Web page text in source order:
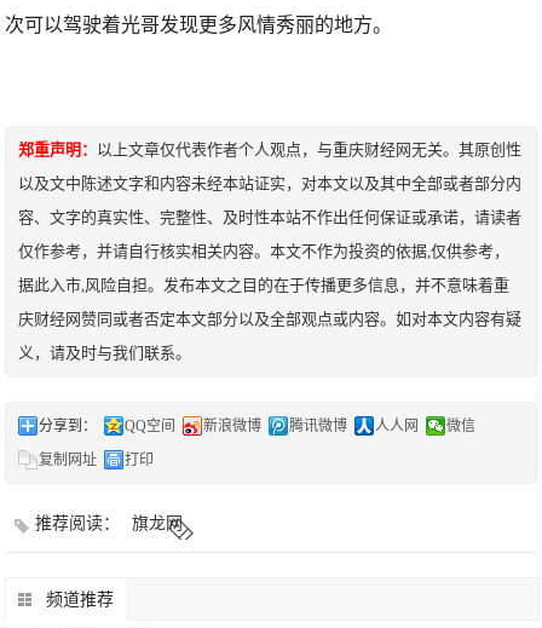
次可以驾驶着光哥发现更多风情秀丽的地方。
郑重声明： 以上文章仅代表作者个人观点，与重庆财经网无关。其原创性
以及文中陈述文字和内容未经本站证实，对本文以及其中全部或者部分内
容、文字的真实性、完整性、及时性本站不作出任何保证或承诺，请读者
仅作参考，并请自行核实相关内容。本文不作为投资的依据,仅供参考，
据此入市,风险自担。发布本文之目的在于传播更多信息，并不意味着重
庆财经网赞同或者否定本文部分以及全部观点或内容。如对本文内容有疑
义，请及时与我们联系。
分享到： QQ空间 新浪微博 腾讯微博 人人网
微信
复制网址
打印
推荐阅读： 旗龙网
频道推荐